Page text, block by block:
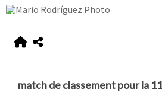
match de classement pour la